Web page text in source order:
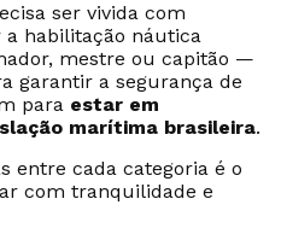
ser vivida com
a habilitação náutica
mestre ou capitão —
garantir a segurança de
paraestar em
marítima brasileira.
entre cada categoria é o
com tranquilidade e